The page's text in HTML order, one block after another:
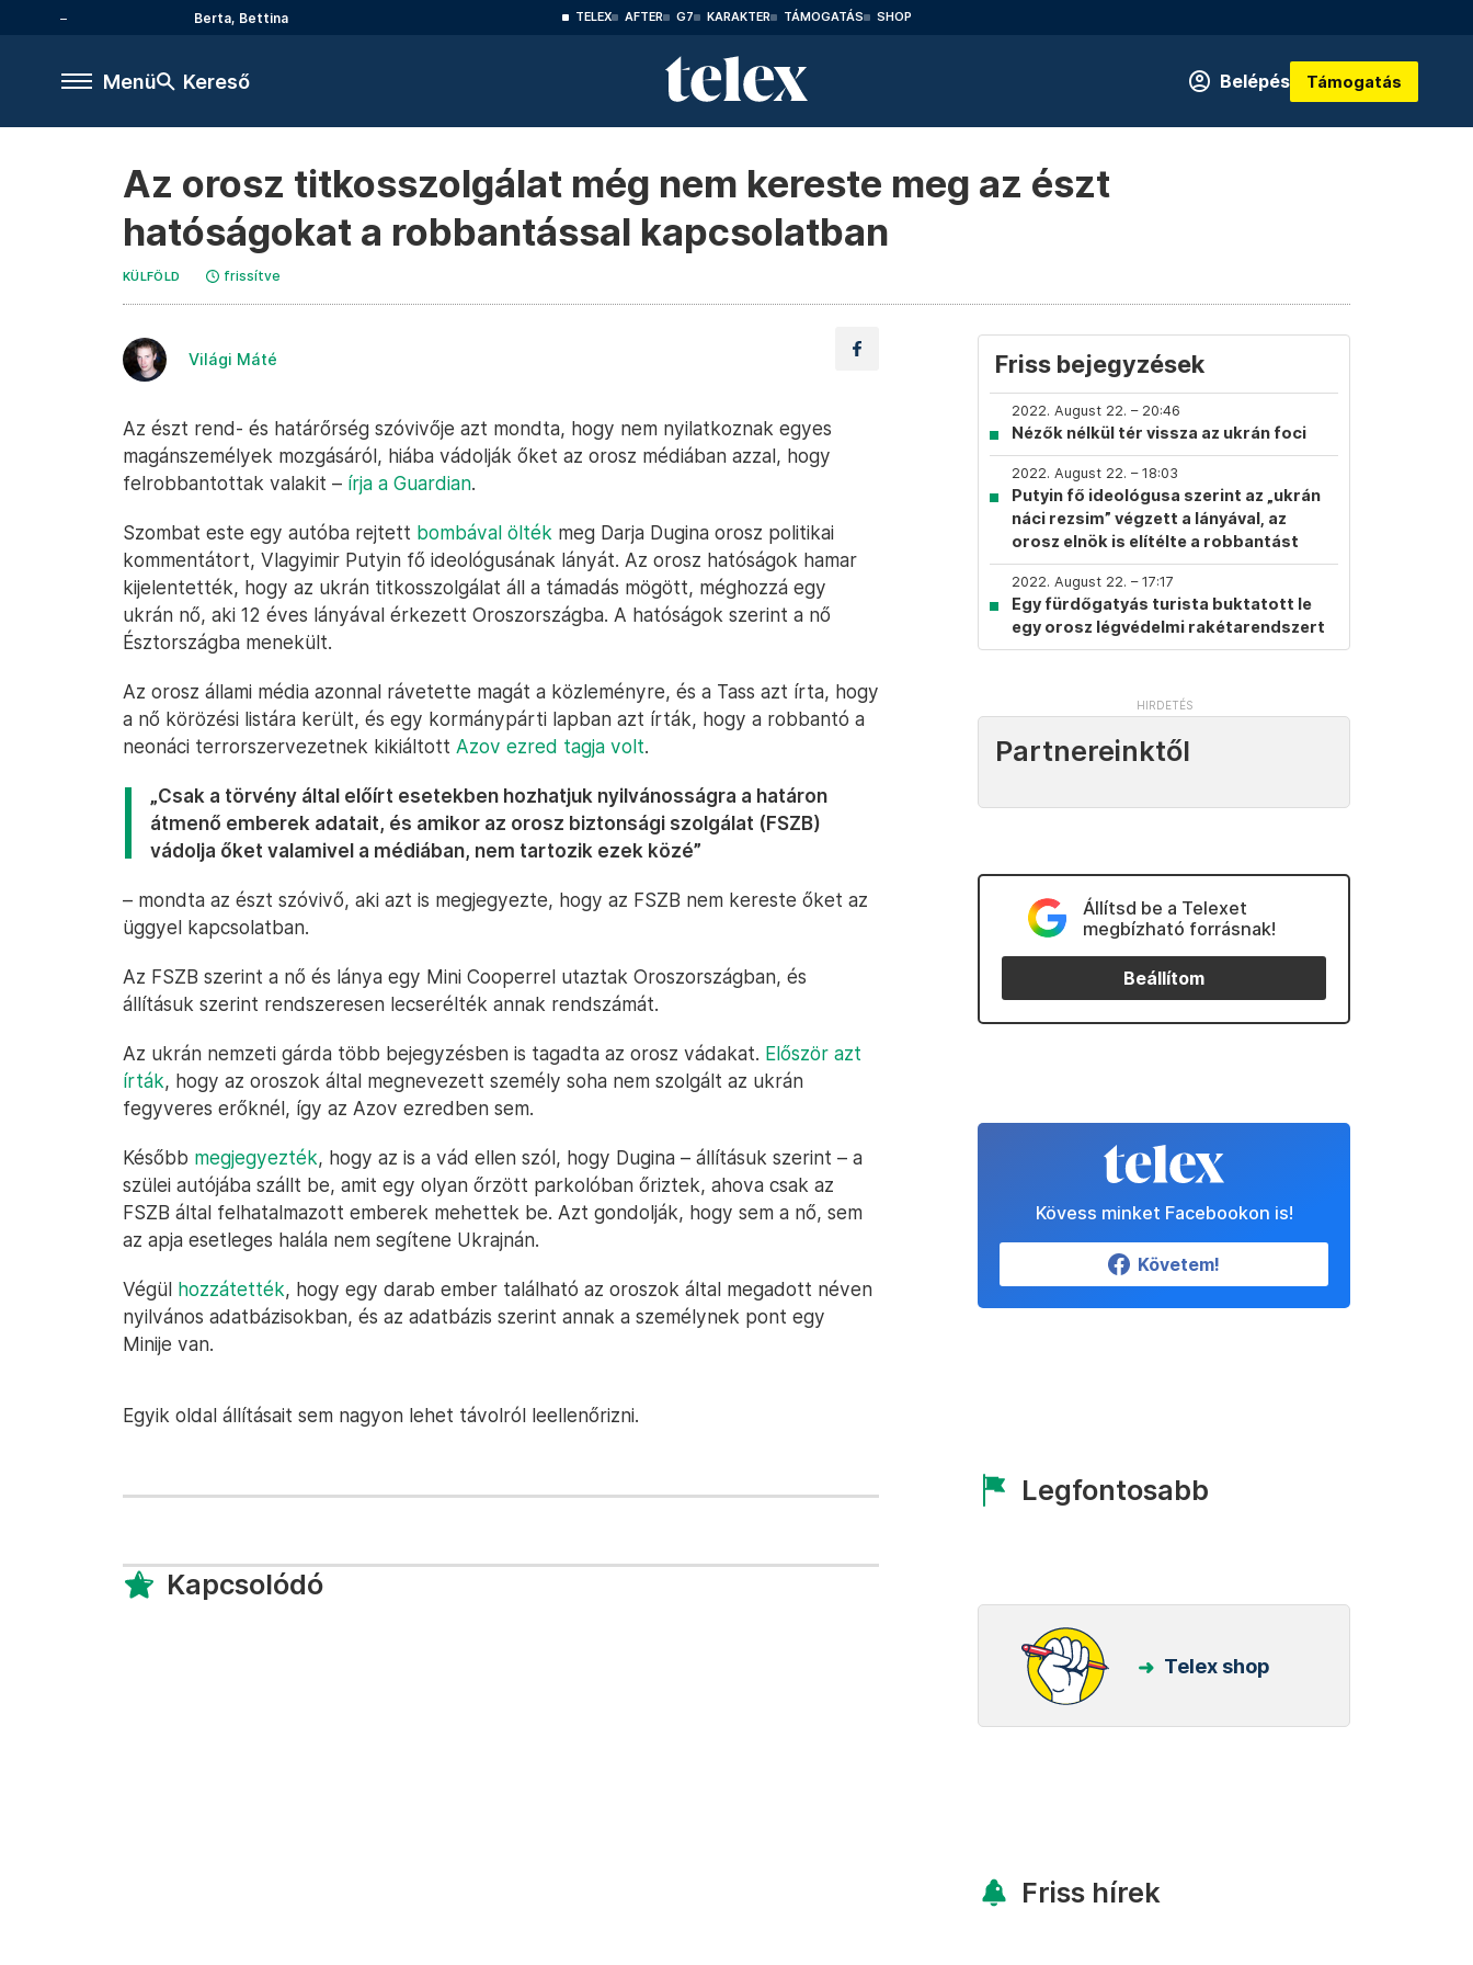
Berta, Bettina TELEX AFTER G7 KARAKTER TÁMOGATÁS SHOP
Menü Kereső Belépés Támogatás
Az orosz titkosszolgálat még nem kereste meg az észt
hatóságokat a robbantással kapcsolatban
KÜLFÖLD frissítve
Világi Máté
Az észt rend- és határőrség szóvivője azt mondta, hogy nem nyilatkoznak egyes
magánszemélyek mozgásáról, hiába vádolják őket az orosz médiában azzal, hogy
felrobbantottak valakit – írja a Guardian.
Szombat este egy autóba rejtett bombával ölték meg Darja Dugina orosz politikai
kommentátort, Vlagyimir Putyin fő ideológusának lányát. Az orosz hatóságok hamar
kijelentették, hogy az ukrán titkosszolgálat áll a támadás mögött, méghozzá egy
ukrán nő, aki 12 éves lányával érkezett Oroszországba. A hatóságok szerint a nő
Észtországba menekült.
Az orosz állami média azonnal rávetette magát a közleményre, és a Tass azt írta, hogy
a nő körözési listára került, és egy kormánypárti lapban azt írták, hogy a robbantó a
neonáci terrorszervezetnek kikiáltott Azov ezred tagja volt.
„Csak a törvény által előírt esetekben hozhatjuk nyilvánosságra a határon
átmenő emberek adatait, és amikor az orosz biztonsági szolgálat (FSZB)
vádolja őket valamivel a médiában, nem tartozik ezek közé”
– mondta az észt szóvivő, aki azt is megjegyezte, hogy az FSZB nem kereste őket az
üggyel kapcsolatban.
Az FSZB szerint a nő és lánya egy Mini Cooperrel utaztak Oroszországban, és
állításuk szerint rendszeresen lecserélték annak rendszámát.
Az ukrán nemzeti gárda több bejegyzésben is tagadta az orosz vádakat. Először azt
írták, hogy az oroszok által megnevezett személy soha nem szolgált az ukrán
fegyveres erőknél, így az Azov ezredben sem.
Később megjegyezték, hogy az is a vád ellen szól, hogy Dugina – állításuk szerint – a
szülei autójába szállt be, amit egy olyan őrzött parkolóban őriztek, ahova csak az
FSZB által felhatalmazott emberek mehettek be. Azt gondolják, hogy sem a nő, sem
az apja esetleges halála nem segítene Ukrajnán.
Végül hozzátették, hogy egy darab ember található az oroszok által megadott néven
nyilvános adatbázisokban, és az adatbázis szerint annak a személynek pont egy
Minije van.
Egyik oldal állításait sem nagyon lehet távolról leellenőrizni.
Kapcsolódó
Friss bejegyzések
2022. August 22. – 20:46
Nézők nélkül tér vissza az ukrán foci
2022. August 22. – 18:03
Putyin fő ideológusa szerint az „ukrán
náci rezsim” végzett a lányával, az
orosz elnök is elítélte a robbantást
2022. August 22. – 17:17
Egy fürdőgatyás turista buktatott le
egy orosz légvédelmi rakétarendszert
Partnereinktől
Állítsd be a Telexet
megbízható forrásnak!
Beállítom
Kövess minket Facebookon is!
Követem!
Legfontosabb
Telex shop
Friss hírek